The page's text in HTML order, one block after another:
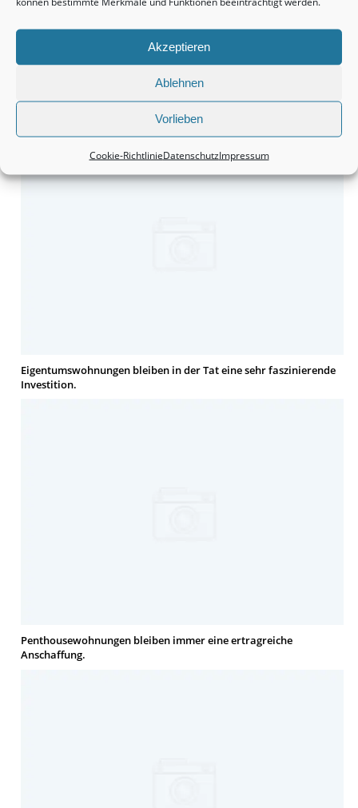
Akzeptieren
Ablehnen
Vorlieben
Cookie-RichtlinieDatenschutzImpressum
Monteurzimmer Hannover: Schnell die passende Unterkunft
Eigentumswohnungen bleiben in der Tat eine sehr faszinierende
Investition.
Penthousewohnungen bleiben immer eine ertragreiche
Anschaffung.